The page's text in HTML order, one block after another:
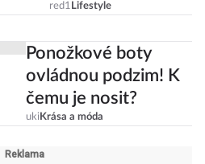
turistů, Panny
red1 Lifestyle
Ponožkové boty
ovládnou podzim! K
čemu je nosit?
uki Krása a móda